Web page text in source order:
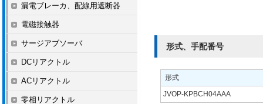
形式、手配番号
形式
JVOP-KPBCH04AAA
漏電ブレーカ、配線用遮断器
電磁接触器
サージアブソーバ
DCリアクトル
ACリアクトル
零相リアクトル